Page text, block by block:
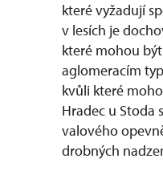
které vyžadují
v lesích je
které mohou
aglomeracím
kvůli které
Hradec u Stoda
valového
drobných